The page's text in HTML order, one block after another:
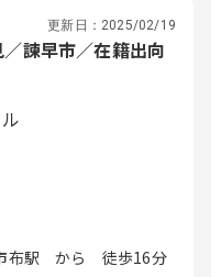
更新日： 2025/02/19
／諫早市／在籍出向
布駅 から 徒歩16分